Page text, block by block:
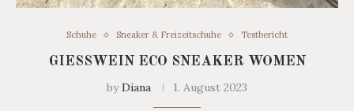
Schuhe Sneaker & Freizeitschuhe Testbericht
GIESSWEIN ECO SNEAKER WOMEN
byDiana 1. August 2023